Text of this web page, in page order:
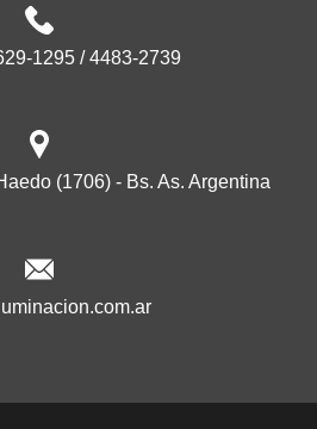
1295 / 4483-2739
(1706) - Bs. As. Argentina